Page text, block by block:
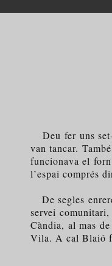
Deu fer uns
van tancar.
funcionava el
l’espai comprés
De segles
servei
Càndia, al mas
Vila. A cal Blaió